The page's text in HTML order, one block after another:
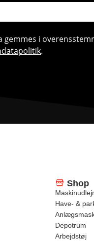
gemmes i
.
Shop
Have- &
Depotrum
Arbejdstøj